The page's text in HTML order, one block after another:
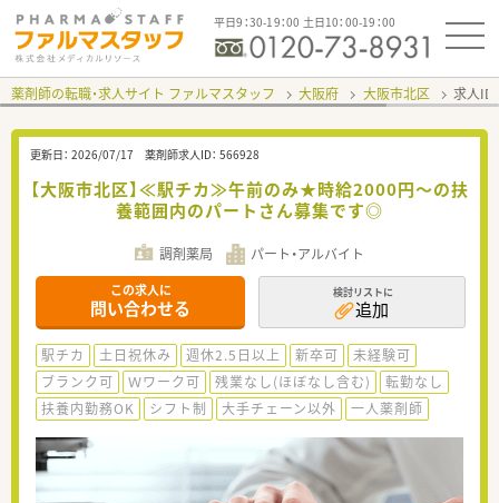
平日9：30-19：00 土日10：00-19：00
薬剤師の転職・求人サイト ファルマスタッフ 大阪府 大阪市北区 求人ID
更新日： 2026/07/17 薬剤師求人ID： 566928
【大阪市北区】≪駅チカ≫午前のみ★時給2000円～の扶
養範囲内のパートさん募集です◎
調剤薬局 パート・アルバイト
この求人に
問い合わせる
検討リストに
追加
駅チカ 土日祝休み 週休2.5日以上 新卒可
未経験可
ブランク可
Ｗワーク可 残業なし(ほぼなし含む)
転勤なし
扶養内勤務OK
シフト制 大手チェーン以外 一人薬剤師